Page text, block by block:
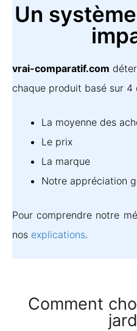
Un
vrai-comparatif.com
chaque produit basé sur 4
La moyenne des
Le prix
La marque
Notre appréciation
Pour comprendre notre
nos explications.
Comment